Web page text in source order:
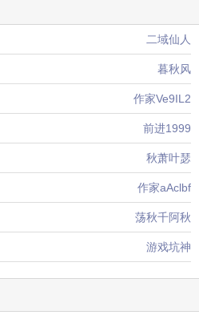
二域仙人
暮秋风
作家Ve9IL2
前进1999
秋萧叶瑟
作家aAclbf
荡秋千阿秋
游戏坑神